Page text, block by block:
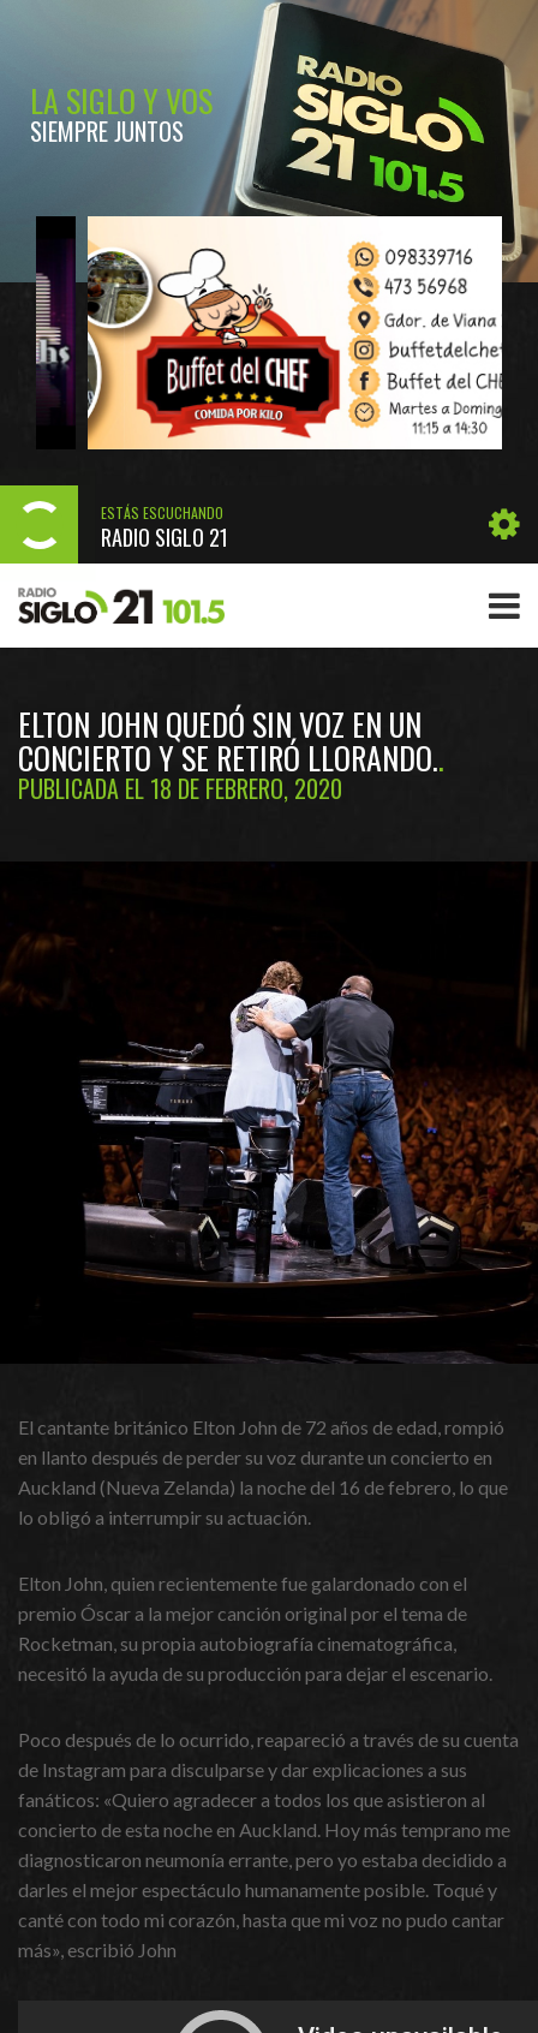
LA SIGLO Y VOS
SIEMPRE JUNTOS
ESTÁS ESCUCHANDO
RADIO SIGLO 21
ELTON JOHN QUEDÓ SIN VOZ EN UN
CONCIERTO Y SE RETIRÓ LLORANDO.
PUBLICADA EL 18 DE FEBRERO, 2020
El cantante británico Elton John de 72 años de edad, rompió
en llanto después de perder su voz durante un concierto en
Auckland (Nueva Zelanda) la noche del 16 de febrero, lo que
lo obligó a interrumpir su actuación.
Elton John, quien recientemente fue galardonado con el
premio Óscar a la mejor canción original por el tema de
Rocketman, su propia autobiografía cinematográfica,
necesitó la ayuda de su producción para dejar el escenario.
Poco después de lo ocurrido, reapareció a través de su cuenta
de Instagram para disculparse y dar explicaciones a sus
fanáticos: «Quiero agradecer a todos los que asistieron al
concierto de esta noche en Auckland. Hoy más temprano me
diagnosticaron neumonía errante, pero yo estaba decidido a
darles el mejor espectáculo humanamente posible. Toqué y
canté con todo mi corazón, hasta que mi voz no pudo cantar
más», escribió John